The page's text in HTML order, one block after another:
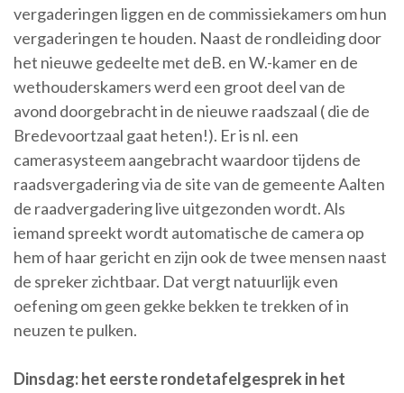
vergaderingen liggen en de commissiekamers om hun
vergaderingen te houden. Naast de rondleiding door
het nieuwe gedeelte met deB. en W.-kamer en de
wethouderskamers werd een groot deel van de
avond doorgebracht in de nieuwe raadszaal ( die de
Bredevoortzaal gaat heten!). Er is nl. een
camerasysteem aangebracht waardoor tijdens de
raadsvergadering via de site van de gemeente Aalten
de raadvergadering live uitgezonden wordt. Als
iemand spreekt wordt automatische de camera op
hem of haar gericht en zijn ook de twee mensen naast
de spreker zichtbaar. Dat vergt natuurlijk even
oefening om geen gekke bekken te trekken of in
neuzen te pulken.
Dinsdag: het eerste rondetafelgesprek in het